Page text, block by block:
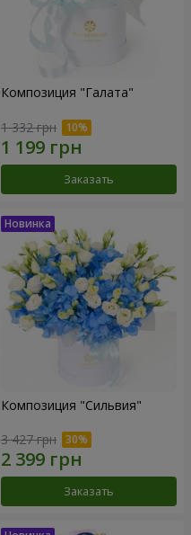
Композиция "Галата"
1 332 грн
Заказать
Композиция "Сильвия"
3 427 грн
Заказать